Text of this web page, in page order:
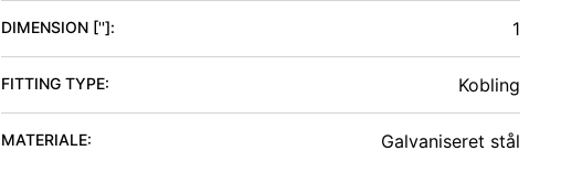
DIMENSION ['']: 1
FITTING TYPE: Kobling
MATERIALE: Galvaniseret stål